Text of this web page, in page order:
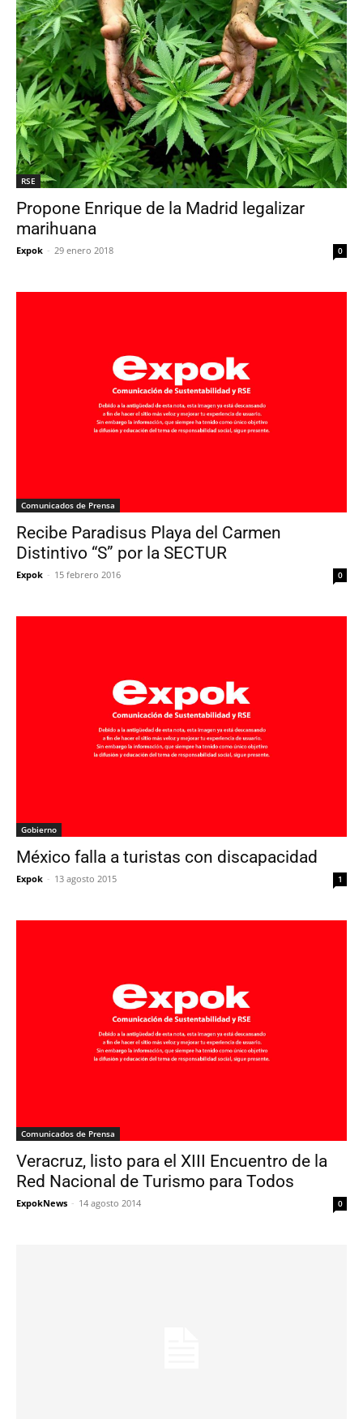
RSE
Propone Enrique de la Madrid legalizar
marihuana
Expok - 29 enero 2018 0
Comunicados de Prensa
Recibe Paradisus Playa del Carmen
Distintivo “S” por la SECTUR
Expok - 15 febrero 2016 0
Gobierno
México falla a turistas con discapacidad
Expok - 13 agosto 2015 1
Comunicados de Prensa
Veracruz, listo para el XIII Encuentro de la
Red Nacional de Turismo para Todos
ExpokNews - 14 agosto 2014 0